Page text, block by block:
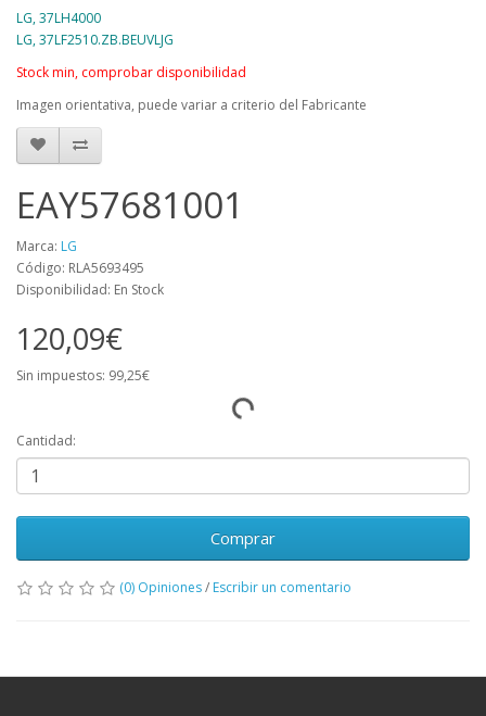
LG, 37LH4000
LG, 37LF2510.ZB.BEUVLJG
Stock min, comprobar disponibilidad
Imagen orientativa, puede variar a criterio del Fabricante
EAY57681001
Marca: LG
Código: RLA5693495
Disponibilidad: En Stock
120,09€
Sin impuestos: 99,25€
Cantidad:
Comprar
(0) Opiniones/ Escribir un comentario